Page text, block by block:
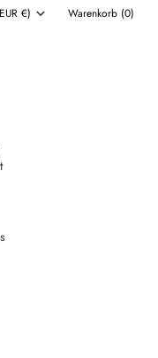
€) Warenkorb (0)